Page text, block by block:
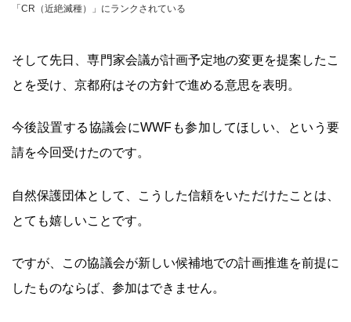
「CR（近絶滅種）」にランクされている
そして先日、専門家会議が計画予定地の変更を提案したこ
とを受け、京都府はその方針で進める意思を表明。
今後設置する協議会にWWFも参加してほしい、という要
請を今回受けたのです。
自然保護団体として、こうした信頼をいただけたことは、
とても嬉しいことです。
ですが、この協議会が新しい候補地での計画推進を前提に
したものならば、参加はできません。